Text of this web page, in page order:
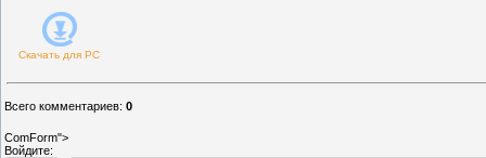
Скачать для PC
Всего комментариев: 0
ComForm">
Войдите: